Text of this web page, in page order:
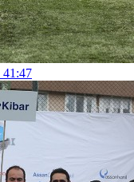
41:47